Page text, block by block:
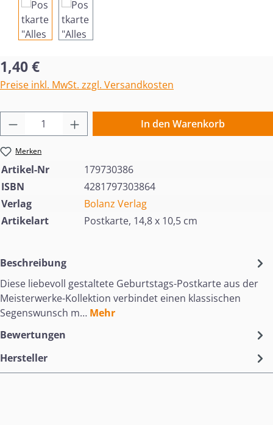
Regulärer Preis:
1,40 €
Preise inkl. MwSt. zzgl. Versandkosten
Produkt Anzahl: Gib den gewünschten
In den Warenkorb
Merken
Artikel-Nr
179730386
ISBN
4281797303864
Verlag
Bolanz Verlag
Artikelart
Postkarte, 14,8 x 10,5 cm
Beschreibung
Diese liebevoll gestaltete Geburtstags-Postkarte aus der
Meisterwerke-Kollektion verbindet einen klassischen
Segenswunsch m… Mehr
Bewertungen
Hersteller